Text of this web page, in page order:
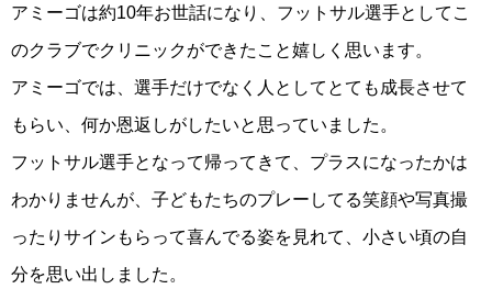
アミーゴは約10年お世話になり、フットサル選手としてこ
のクラブでクリニックができたこと嬉しく思います。
アミーゴでは、選手だけでなく人としてとても成長させて
もらい、何か恩返しがしたいと思っていました。
フットサル選手となって帰ってきて、プラスになったかは
わかりませんが、子どもたちのプレーしてる笑顔や写真撮
ったりサインもらって喜んでる姿を見れて、小さい頃の自
分を思い出しました。